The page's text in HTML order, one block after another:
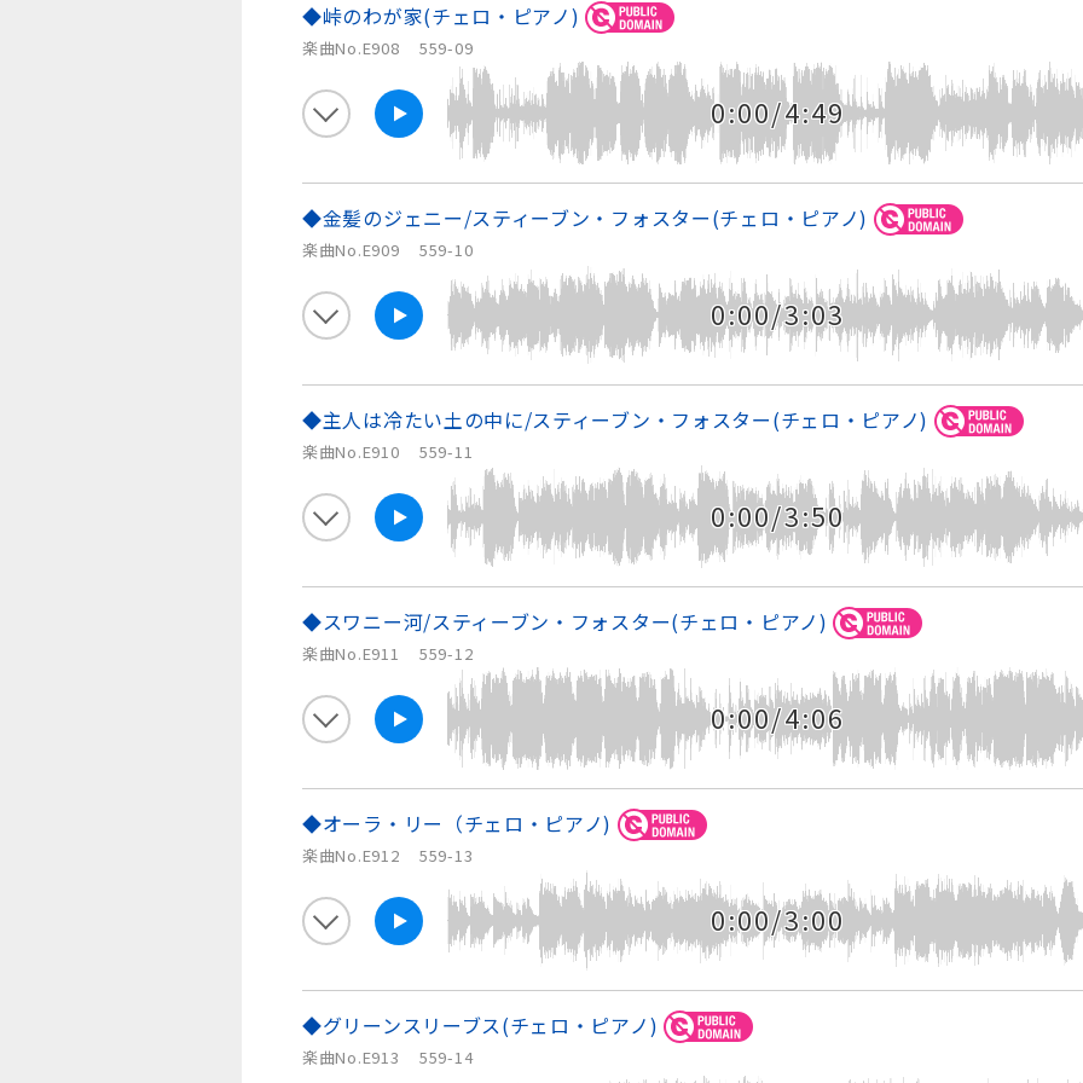
◆峠のわが家(チェロ・ピアノ)
楽曲No.E908 559-09
0:00/4:49
◆金髪のジェニー/スティーブン・フォスター(チェロ・ピアノ)
楽曲No.E909 559-10
0:00/3:03
◆主人は冷たい土の中に/スティーブン・フォスター(チェロ・ピアノ)
楽曲No.E910 559-11
0:00/3:50
◆スワニー河/スティーブン・フォスター(チェロ・ピアノ)
楽曲No.E911 559-12
0:00/4:06
◆オーラ・リー（チェロ・ピアノ)
楽曲No.E912 559-13
0:00/3:00
◆グリーンスリーブス(チェロ・ピアノ)
楽曲No.E913 559-14